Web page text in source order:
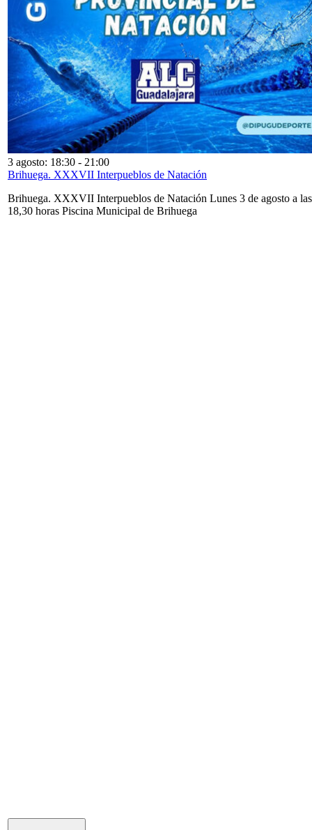
3 agosto: 18:30 - 21:00
Brihuega. XXXVII Interpueblos de Natación
Brihuega. XXXVII Interpueblos de Natación Lunes 3 de agosto a las
18,30 horas Piscina Municipal de Brihuega